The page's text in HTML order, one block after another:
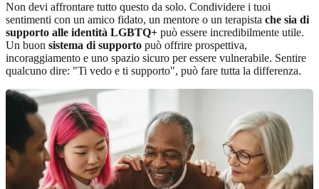
Non devi affrontare tutto questo da solo. Condividere i tuoi
sentimenti con un amico fidato, un mentore o un terapista che sia di
supporto alle identità LGBTQ+ può essere incredibilmente utile.
Un buon sistema di supporto può offrire prospettiva,
incoraggiamento e uno spazio sicuro per essere vulnerabile. Sentire
qualcuno dire: "Ti vedo e ti supporto", può fare tutta la differenza.